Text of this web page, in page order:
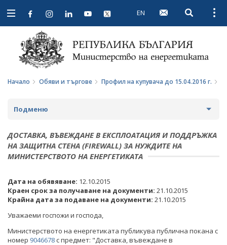
Open
navigation
EN Open
Начало Обяви и търгове Профил на купувача до 15.04.2016 г.
Подменю
ПРОФИЛ НА КУПУВАЧА
ВЪТРЕШНИ ПРАВИЛА И ДОКУМЕНТИ
СЪБИРАНЕ НА ОФЕРТИ С ОБЯВИ
ПАЗАРНИ КОНСУЛТАЦИИ
СТАНОВИЩА НА АОП
ПРОФИЛ НА КУПУВАЧА ДО 15.04.2016 Г.
ПРОЦЕДУРИ
ПУБЛИЧНИ ПОКАНИ
ПОКАНИ
ДОСТАВКА, ВЪВЕЖДАНЕ В ЕКСПЛОАТАЦИЯ И ПОДДРЪЖКА
НА ЗАЩИТНА СТЕНА (FIREWALL) ЗА НУЖДИТЕ НА
МИНИСТЕРСТВОТО НА ЕНЕРГЕТИКАТА
Дата на обявяване: 12.10.2015
Краен срок за получаване на документи: 21.10.2015
Крайна дата за подаване на документи: 21.10.2015
Уважаеми госпожи и господа,
Министерството на енергетиката публикува публична покана с
номер 9046678 с предмет: "Доставка, въвеждане в